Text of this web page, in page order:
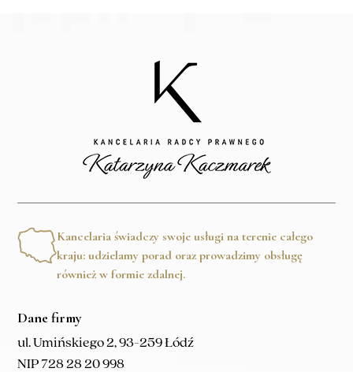
Kancelaria świadczy swoje usługi na terenie całego
kraju: udzielamy porad oraz prowadzimy obsługę
również w formie zdalnej.
Dane firmy
ul. Umińskiego 2, 93-259 Łódź
NIP 728 28 20 998